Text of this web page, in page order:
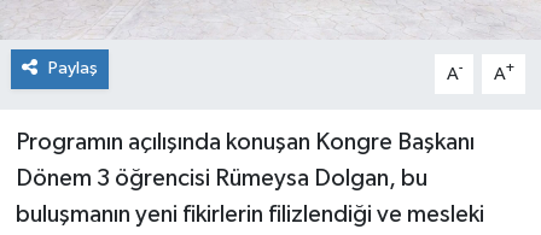
Paylaş A- A+
Programın açılışında konuşan Kongre Başkanı
Dönem 3 öğrencisi Rümeysa Dolgan, bu
buluşmanın yeni fikirlerin filizlendiği ve mesleki